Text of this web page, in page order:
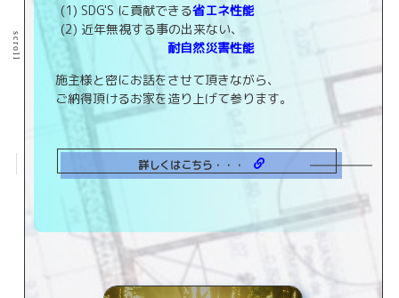
scroll
(1) SDG'S に貢献できる省エネ性能
(2) 近年無視する事の出来ない、
耐自然災害性能
施主様と密にお話をさせて頂きながら、
ご納得頂けるお家を造り上げて参ります。
詳しくはこちら・・・